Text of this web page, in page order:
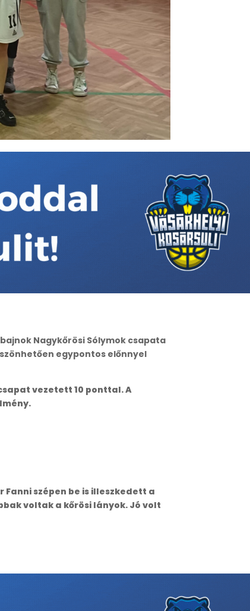
Nagykőrösi Sólymok csapata
egypontos előnnyel
vezetett 10 ponttal. A
szépen be is illeszkedett a
voltak a kőrösi lányok. Jó volt